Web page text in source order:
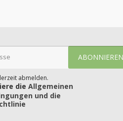
abmelden.
die Allgemeinen
und die